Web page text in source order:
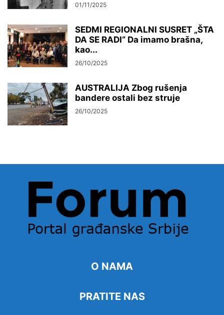
01/11/2025
SEDMI REGIONALNI SUSRET „ŠTA
DA SE RADI“ Da imamo brašna,
kao...
26/10/2025
AUSTRALIJA Zbog rušenja
bandere ostali bez struje
26/10/2025
O NAMA
PRATITE NAS